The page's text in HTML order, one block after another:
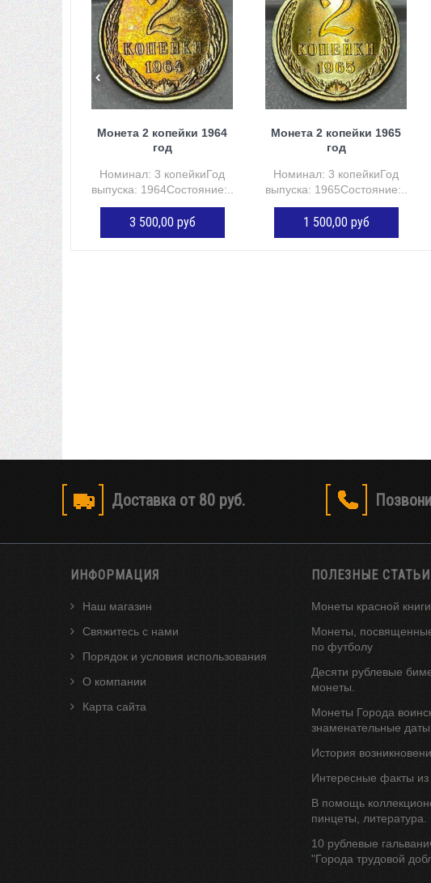
Монета 2 копейки 1964
год
Номинал: 3 копейкиГод
выпуска: 1964Состояние:...
3 500,00 руб
Монета 2 копейки 1965
год
Номинал: 3 копейкиГод
выпуска: 1965Состояние:...
1 500,00 руб
Доставка от 80 руб.
ИНФОРМАЦИЯ
Наш магазин
Свяжитесь с нами
Порядок и условия использования
О компании
Карта сайта
ПОЛЕЗНЫЕ СТАТЬИ
Монеты красной
Монеты,
по футболу
Десяти рублевые
монеты.
Монеты Города
знаменательные даты
История
Интересные факты из
В помощь
пинцеты, литература.
10 рублевые
"Города трудовой